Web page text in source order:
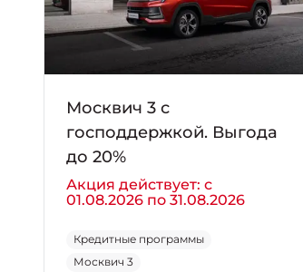
Москвич 3 с
господдержкой. Выгода
до 20%
Акция действует: с
01.08.2026 по 31.08.2026
Кредитные программы
Москвич 3